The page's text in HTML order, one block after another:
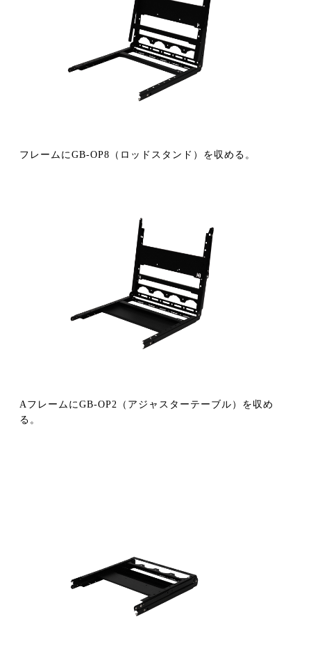
フレームにGB-OP8（ロッドスタンド）を収める。
AフレームにGB-OP2（アジャスターテーブル）を収め
る。